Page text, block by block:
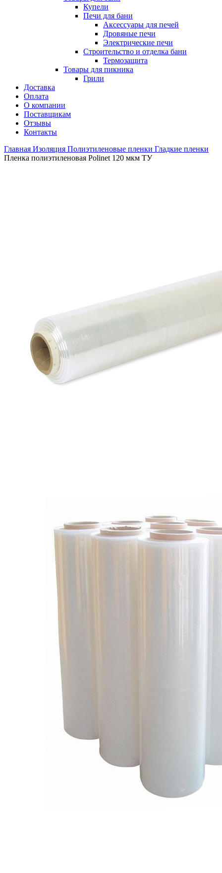
Купели
Печи для бани
Аксессуары для печей
Дровяные печи
Электрические печи
Строительство и отделка бани
Термозащита
Товары для пикника
Грили
Доставка
Оплата
О компании
Поставщикам
Отзывы
Контакты
Главная Изоляция Полиэтиленовые пленки Гладкие пленки
Пленка полиэтиленовая Polinet 120 мкм ТУ